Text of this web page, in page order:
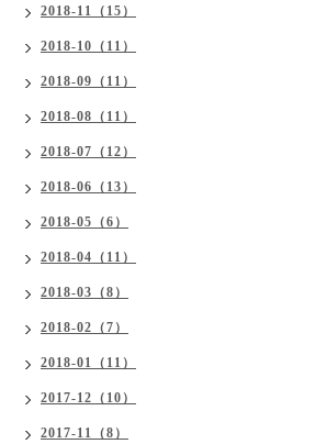
2018-11（15）
2018-10（11）
2018-09（11）
2018-08（11）
2018-07（12）
2018-06（13）
2018-05（6）
2018-04（11）
2018-03（8）
2018-02（7）
2018-01（11）
2017-12（10）
2017-11（8）